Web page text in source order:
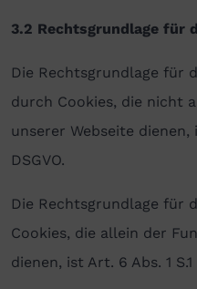
3.2 Rechtsgrundlage für
Die Rechtsgrundlage für
durch Cookies, die nicht
unserer Webseite dienen,
DSGVO.
Die Rechtsgrundlage für
Cookies, die allein der
dienen, ist Art. 6 Abs. 1